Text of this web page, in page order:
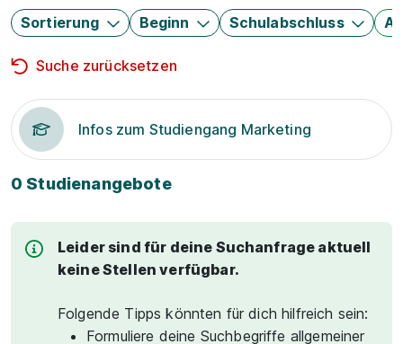
Sortierung Beginn Schulabschluss
Suche zurücksetzen
Infos zum Studiengang Marketing
0 Studienangebote
Leider sind für deine Suchanfrage aktuell
keine Stellen verfügbar.
Folgende Tipps könnten für dich hilfreich sein:
Formuliere deine Suchbegriffe allgemeiner